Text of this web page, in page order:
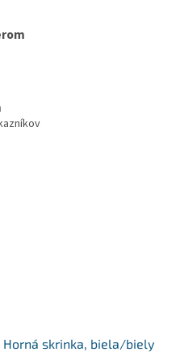
Horná skrinka, biela/biely